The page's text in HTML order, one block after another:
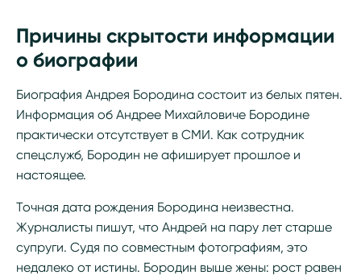
Причины скрытости информации
о биографии
Биография Андрея Бородина состоит из белых пятен.
Информация об Андрее Михайловиче Бородине
практически отсутствует в СМИ. Как сотрудник
спецслужб, Бородин не афиширует прошлое и
настоящее.
Точная дата рождения Бородина неизвестна.
Журналисты пишут, что Андрей на пару лет старше
супруги. Судя по совместным фотографиям, это
недалеко от истины. Бородин выше жены: рост равен